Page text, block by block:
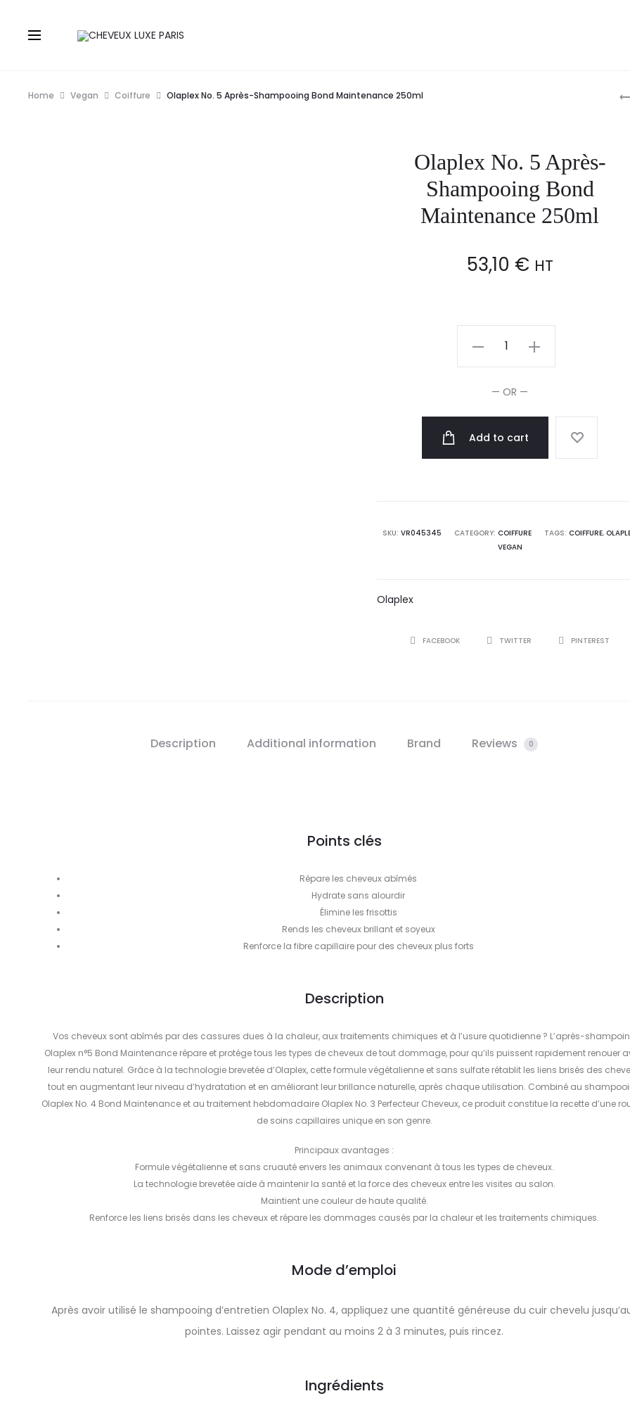
Home Vegan Coiffure Olaplex No. 5 Après-Shampooing Bond Maintenance 250ml
Olaplex No. 5 Après-
Shampooing Bond
Maintenance 250ml
53,10 € HT
Shampooing
Bond
Maintenance
— OR —
Add to cart
SKU: VR045345 CATEGORY: COIFFURE TAGS: COIFFURE,
VEGAN
Olaplex
SHAREFACEBOOK TWITTER PINTEREST
Description Additional information Brand Reviews 0
Points clés
Répare les cheveux abîmés
Hydrate sans alourdir
Élimine les frisottis
Rends les cheveux brillant et soyeux
Renforce la fibre capillaire pour des cheveux plus forts
Description
Vos cheveux sont abîmés par des cassures dues à la chaleur, aux traitements chimiques et à l’usure quotidienne ? L’après-
Olaplex n°5 Bond Maintenance répare et protége tous les types de cheveux de tout dommage, pour qu’ils puissent rapidement renouer
leur rendu naturel. Grâce à la technologie brevetée d’Olaplex, cette formule végétalienne et sans sulfate rétablit les liens brisés des
tout en augmentant leur niveau d’hydratation et en améliorant leur brillance naturelle, après chaque utilisation. Combiné au
Olaplex No. 4 Bond Maintenance et au traitement hebdomadaire Olaplex No. 3 Perfecteur Cheveux, ce produit constitue la recette d’une
de soins capillaires unique en son genre.
Principaux avantages :
Formule végétalienne et sans cruauté envers les animaux convenant à tous les types de cheveux.
La technologie brevetée aide à maintenir la santé et la force des cheveux entre les visites au salon.
Maintient une couleur de haute qualité.
Renforce les liens brisés dans les cheveux et répare les dommages causés par la chaleur et les traitements chimiques.
Mode d’emploi
Après avoir utilisé le shampooing d’entretien Olaplex No. 4, appliquez une quantité généreuse du cuir chevelu
pointes. Laissez agir pendant au moins 2 à 3 minutes, puis rincez.
Ingrédients